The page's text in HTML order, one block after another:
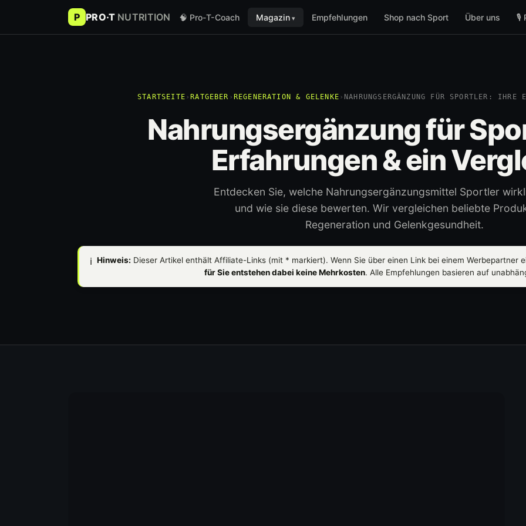
P PRO·T NUTRITION 🧠 Pro-T-Coach Magazin Empfehlungen Shop nach Sport Über uns 🎙
STARTSEITE › RATGEBER › REGENERATION & GELENKE › NAHRUNGSERGÄNZUNG FÜR SPORTLER: IHRE
Nahrungsergänzung für
Erfahrungen & ein
Entdecken Sie, welche Nahrungsergänzungsmittel Sportler
und wie sie diese bewerten. Wir vergleichen beliebte
Regeneration und Gelenkgesundheit.
ℹ️ Hinweis: Dieser Artikel enthält Affiliate-Links (mit * markiert). Wenn Sie über einen Link bei einem
für Sie entstehen dabei keine Mehrkosten. Alle Empfehlungen basieren auf